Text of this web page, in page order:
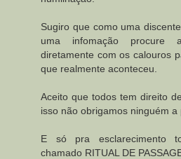
Sugiro que como uma
uma infomação procure
diretamente com os calouros
que realmente aconteceu.
Aceito que todos tem direito
isso não obrigamos ninguém a
E só pra esclarecimento
chamado RITUAL DE